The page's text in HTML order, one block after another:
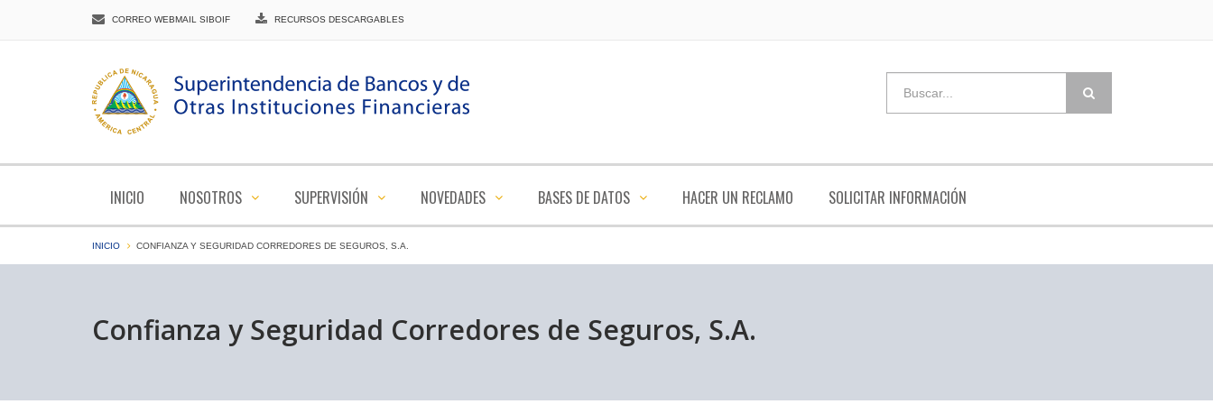
CORREO WEBMAIL SIBOIF RECURSOS DESCARGABLES
INICIO NOSOTROS SUPERVISIÓN NOVEDADES BASES DE DATOS HACER UN RECLAMO SOLICITAR INFORMACIÓN
INICIO CONFIANZA Y SEGURIDAD CORREDORES DE SEGUROS, S.A.
Confianza y Seguridad Corredores de Seguros, S.A.